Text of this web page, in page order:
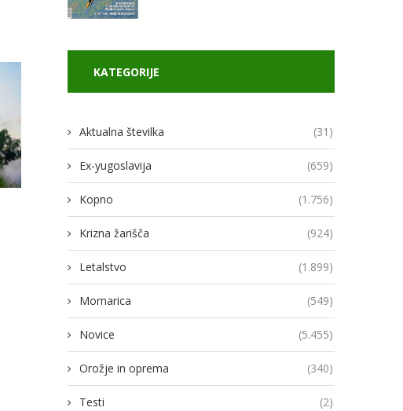
Vodja Ukroboronproma Herman
Lovci rafale za Ukrajino
13/07/2026
KATEGORIJE
Aktualna številka (31)
Ex-yugoslavija (659)
Kopno (1.756)
Krizna žarišča (924)
Letalstvo (1.899)
Mornarica (549)
Novice (5.455)
Orožje in oprema (340)
Testi (2)